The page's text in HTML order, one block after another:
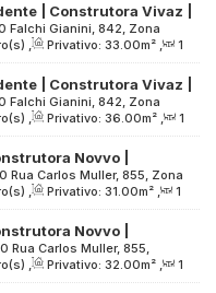
| Construtora Vivaz |
dormitórios | com
Falchi Gianini, 842, Zona
São Paulo, São Paulo,
, Privativo: 33.00m² ,
1
3915.00m²
| Construtora Vivaz |
dormitórios | com
Falchi Gianini, 842, Zona
São Paulo, São Paulo,
, Privativo: 36.00m² ,
1
3915.00m²
Novvo |
dormitórios | com
Rua Carlos Muller, 855, Zona
São Paulo, São Paulo, Brasil
, Privativo: 31.00m² ,
1
4529.00m²
Novvo |
dormitórios | com
Rua Carlos Muller, 855,
Paulo, São Paulo, Brasil
, Privativo: 32.00m² ,
1
4529.00m²